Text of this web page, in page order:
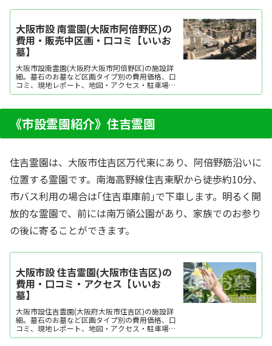
大阪市設 南霊園(大阪市阿倍野区)の
費用・販売中区画・口コミ【いいお
墓】
大阪市設南霊園(大阪府大阪市阿倍野区)の施設詳
細。墓石のお墓など区画タイプ別の費用価格、口
コミ、現地レポート、地図・アクセス・駐車場情
報などを掲載。霊園・墓地をお探しなら日本最大
ださい。資料請求・見学予約・お墓の相談はすべ
て無料！建墓のポイント、石材店の選び方など、
お墓探しに...
《市設霊園紹介》住吉霊園
住吉霊園は、大阪市住吉区万代東にあり、阿倍野筋沿いに
位置する霊園です。南海高野線住吉東駅から徒歩約10分、
市バス利用の場合は｢住吉車庫前｣で下車します。明るく開
放的な霊園で、前には南万領公園があり、家族でのお参り
の後に寄ることができます。
大阪市設 住吉霊園(大阪市住吉区)の
費用・口コミ・アクセス【いいお
墓】
大阪市設住吉霊園(大阪府大阪市住吉区)の施設詳
細。墓石のお墓など区画タイプ別の費用価格、口
コミ、現地レポート、地図・アクセス・駐車場情
報などを掲載。霊園・墓地をお探しなら日本最大